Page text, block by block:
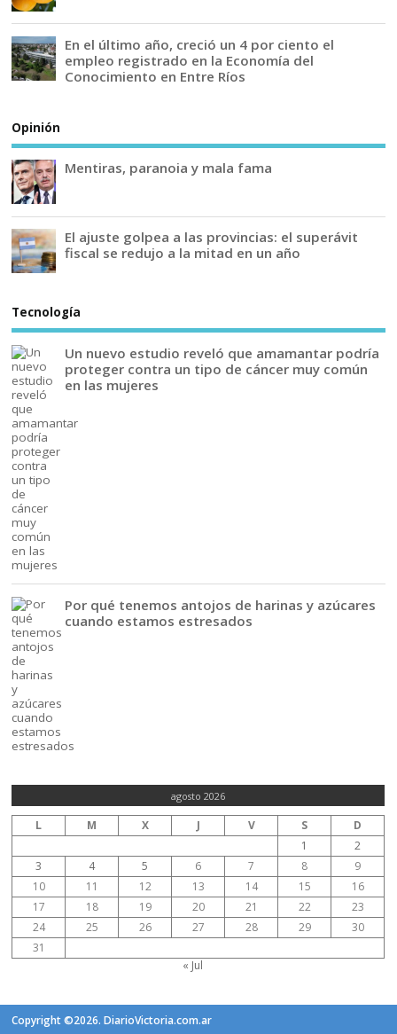
En el último año, creció un 4 por ciento el
empleo registrado en la Economía del
Conocimiento en Entre Ríos
Opinión
Mentiras, paranoia y mala fama
El ajuste golpea a las provincias: el superávit
fiscal se redujo a la mitad en un año
Tecnología
Un nuevo estudio reveló que amamantar podría
proteger contra un tipo de cáncer muy común
en las mujeres
Por qué tenemos antojos de harinas y azúcares
cuando estamos estresados
agosto 2026
L M X J V S
D
1
2
3
4 5 6 7 8
9
10
11 12 13 14 15
16
17
18 19 20 21 22
23
24
25 26 27 28 29
30
31
« Jul
Copyright ©2026. DiarioVictoria.com.ar